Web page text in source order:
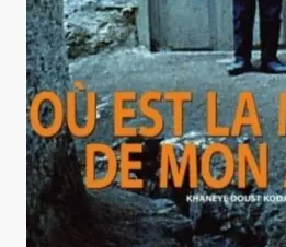
Où est la maison de